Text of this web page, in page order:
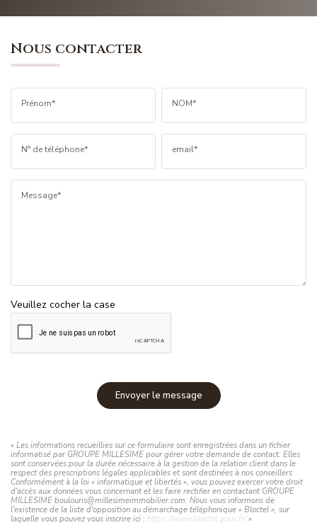
Nous contacter
Prénom* NOM*
N° de téléphone* email*
Message*
Veuillez cocher la case
Envoyer le message
« Les informations recueillies sur ce formulaire sont enregistrées dans un fichier
informatisé par GROUPE MILLESIME pour gérer votre demande de contact. Elles
sont conservées pour la durée nécessaire à la gestion de la relation client dans le
respect des prescriptions légales applicables et sont destinées à nos conseillers
Conformément à la loi « informatique et libertés », vous pouvez exercer votre droit
d'accès aux données vous concernant et les faire rectifier en contactant GROUPE
MILLESIME boulouris@millesimeimmobilier.com. Nous vous informons de
l'existence de la liste d'opposition au démarchage téléphonique « Bloctel », sur
laquelle vous pouvez vous inscrire ici : https://www.bloctel.gouv.fr/»